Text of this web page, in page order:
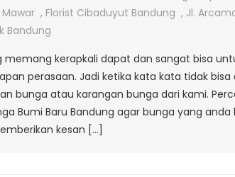
Toko-
Bandung
, Florist Cibaduyut Bandung , Jl.
Bandung
memang kerapkali dapat dan sangat bisa
perasaan. Jadi ketika kata kata tidak
bunga atau karangan bunga dari kami.
Bumi Baru Bandung agar bunga yang
kesan […]